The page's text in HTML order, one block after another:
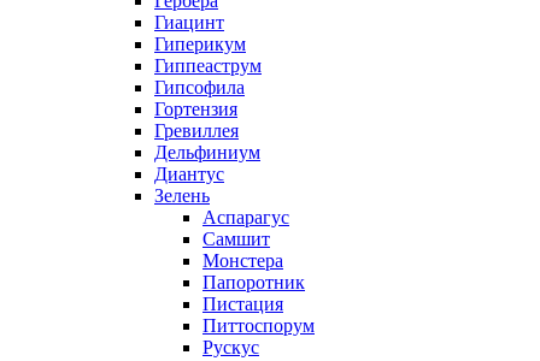
Гиацинт
Гиперикум
Гиппеаструм
Гипсофила
Гортензия
Гревиллея
Дельфиниум
Диантус
Зелень
Аспарагус
Самшит
Монстера
Папоротник
Пистация
Питтоспорум
Рускус